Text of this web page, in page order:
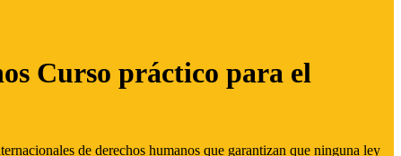
Curso práctico para el
de derechos humanos que garantizan que ninguna ley